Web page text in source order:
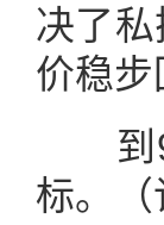
决了
价稳步
到9
标。（